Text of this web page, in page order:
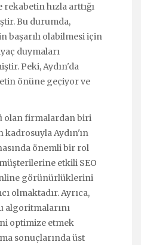
hızla arttığı
Bu durumda,
başarılı olabilmesi için
duymaları
Peki, Aydın'da
önüne geçiyor ve
olan firmalardan biri
kadrosuyla Aydın'ın
önemli bir rol
etkili SEO
görünürlüklerini
olmaktadır. Ayrıca,
algoritmalarını
optimize etmek
sonuçlarında üst